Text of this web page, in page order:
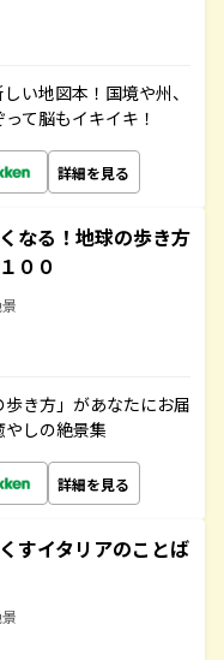
い地図本！国境や州、
て脳もイキイキ！
詳細を見る
なる！地球の歩き方
００
き方」があなたにお届
しの絶景集
詳細を見る
すイタリアのことば